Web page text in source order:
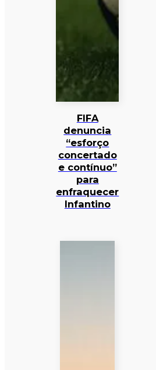
FIFA
denuncia
“esforço
concertado
e contínuo”
para
enfraquecer
Infantino